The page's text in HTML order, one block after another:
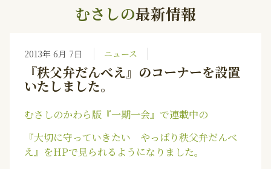
むさしの最新情報
2013年 6月 7日 ニュース
『秩父弁だんべえ』のコーナーを設置
いたしました。
むさしのかわら版『一期一会』で連載中の
『大切に守っていきたい やっぱり秩父弁だんべ
え』をHPで見られるようになりました。